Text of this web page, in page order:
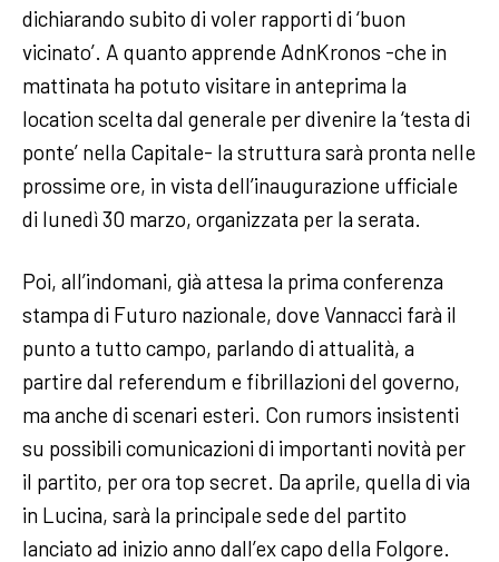
dichiarando subito di voler rapporti di ‘buon
vicinato’. A quanto apprende AdnKronos -che in
mattinata ha potuto visitare in anteprima la
location scelta dal generale per divenire la ‘testa di
ponte’ nella Capitale- la struttura sarà pronta nelle
prossime ore, in vista dell’inaugurazione ufficiale
di lunedì 30 marzo, organizzata per la serata.
Poi, all’indomani, già attesa la prima conferenza
stampa di Futuro nazionale, dove Vannacci farà il
punto a tutto campo, parlando di attualità, a
partire dal referendum e fibrillazioni del governo,
ma anche di scenari esteri. Con rumors insistenti
su possibili comunicazioni di importanti novità per
il partito, per ora top secret. Da aprile, quella di via
in Lucina, sarà la principale sede del partito
lanciato ad inizio anno dall’ex capo della Folgore.